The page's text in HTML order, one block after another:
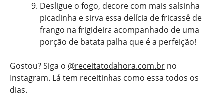
Desligue o fogo, decore com mais salsinha
picadinha e sirva essa delícia de fricassê de
frango na frigideira acompanhado de uma
porção de batata palha que é a perfeição!
Gostou? Siga o @receitatodahora.com.br no
Instagram. Lá tem receitinhas como essa todos os
dias.